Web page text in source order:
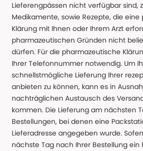
Lieferengpässen nicht verfügbar sind,
Medikamente, sowie Rezepte, die
Klärung mit Ihnen oder Ihrem Arzt
pharmazeutischen Gründen nicht
dürfen. Für die pharmazeutische
Ihrer Telefonnummer notwendig. Um
schnellstmögliche Lieferung Ihrer
anbieten zu können, kann es in
nachträglichen Austausch des
kommen. Die Lieferung am nächsten
Bestellungen, bei denen eine
Lieferadresse angegeben wurde.
nächste Tag nach Ihrer Bestellung ein